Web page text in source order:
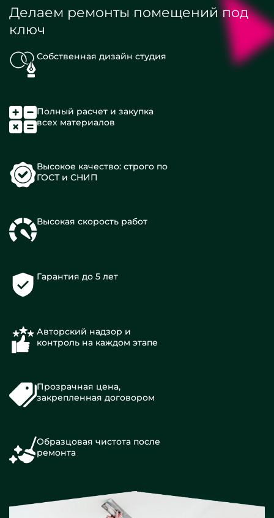
Делаем ремонты помещений под
ключ
Собственная дизайн студия
Полный расчет и закупка
всех материалов
Высокое качество: строго по
ГОСТ и СНИП
Высокая скорость работ
Гарантия до 5 лет
Авторский надзор и
контроль на каждом этапе
Прозрачная цена,
закрепленная договором
Образцовая чистота после
ремонта